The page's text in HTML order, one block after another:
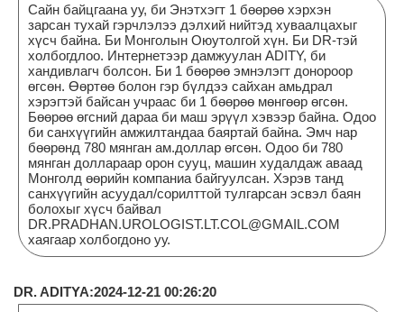
Сайн байцгаана уу, би Энэтхэгт 1 бөөрөө хэрхэн
зарсан тухай гэрчлэлээ дэлхий нийтэд хуваалцахыг
хүсч байна. Би Монголын Оюутолгой хүн. Би DR-тэй
холбогдлоо. Интернетээр дамжуулан ADITY, би
хандивлагч болсон. Би 1 бөөрөө эмнэлэгт донороор
өгсөн. Өөртөө болон гэр бүлдээ сайхан амьдрал
хэрэгтэй байсан учраас би 1 бөөрөө мөнгөөр өгсөн.
Бөөрөө өгсний дараа би маш эрүүл хэвээр байна. Одоо
би санхүүгийн амжилтандаа баяртай байна. Эмч нар
бөөрөнд 780 мянган ам.доллар өгсөн. Одоо би 780
мянган доллараар орон сууц, машин худалдаж аваад
Монголд өөрийн компаниа байгуулсан. Хэрэв танд
санхүүгийн асуудал/сорилттой тулгарсан эсвэл баян
болохыг хүсч байвал
DR.PRADHAN.UROLOGIST.LT.COL@GMAIL.COM
хаягаар холбогдоно уу.
DR. ADITYA:2024-12-21 00:26:20